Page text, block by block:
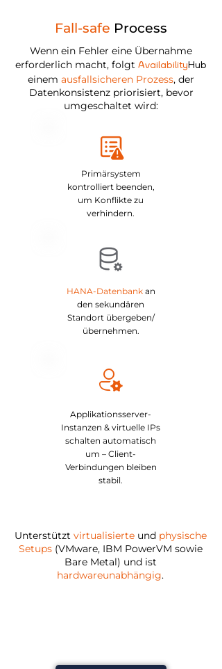
Fall-safe Process
Wenn ein Fehler eine Übernahme
erforderlich macht, folgt AvailabilityHub
einem ausfallsicheren Prozess, der
Datenkonsistenz priorisiert, bevor
umgeschaltet wird:
Primärsystem
kontrolliert beenden,
um Konflikte zu
verhindern.
HANA-Datenbankan
den sekundären
Standort übergeben/
übernehmen.
Applikationsserver-
Instanzen & virtuelle IPs
schalten automatisch
um – Client-
Verbindungen bleiben
stabil.
Unterstützt virtualisierte und physische
Setups(VMware, IBM PowerVM sowie
Bare Metal) und ist
hardwareunabhängig.